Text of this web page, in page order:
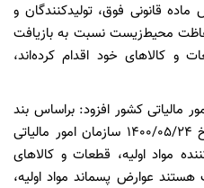
قانونی فوق، تولیدکنندگان و
محیط‌زیست نسبت به بازیافت
و کالا‌های خود اقدام کرده‌اند،
مالیاتی کشور افزود: براساس بند
(۱) دستورالعمل شماره ۷۷۷۱۶ مورخ ۱۴۰۰/۰۵/۲۴ سازمان امور مالیاتی
مواد اولیه، قطعات و کالا‌های
عوارض پسماند مواد اولیه،